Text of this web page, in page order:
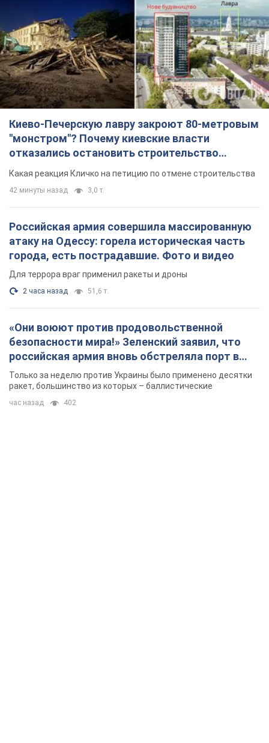
Киево-Печерскую лавру закроют 80-метровым
"монстром"? Почему киевские власти
отказались остановить строительство
небоскреба "московского верующего"
Какая реакция Кличко на петицию по отмене строительства
42 минуты назад 3,0 т.
Российская армия совершила массированную
атаку на Одессу: горела историческая часть
города, есть пострадавшие. Фото и видео
Для террора враг применил ракеты и дроны
2 часа назад 51,6 т.
«Они воюют против продовольственной
безопасности мира!» Зеленский заявил, что
российская армия вновь обстреляла порт в
Одессе
Только за неделю против Украины было применено десятки
ракет, большинство из которых – баллистические
час назад 402